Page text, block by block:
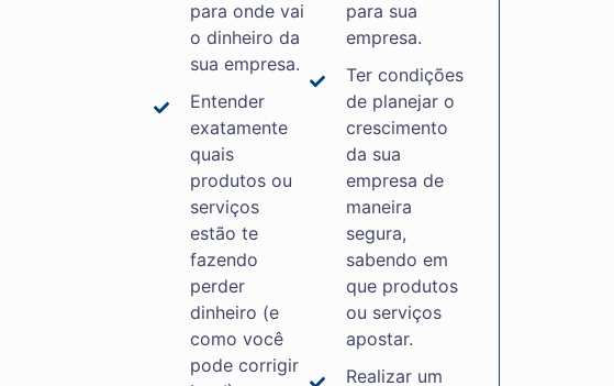
para onde vai
o dinheiro da
sua empresa.
Entender
exatamente
quais
produtos ou
serviços
estão te
fazendo
perder
dinheiro (e
como você
pode corrigir
para sua
empresa.
Ter condições
de planejar o
crescimento
da sua
empresa de
maneira
segura,
sabendo em
que produtos
ou serviços
apostar.
Realizar um